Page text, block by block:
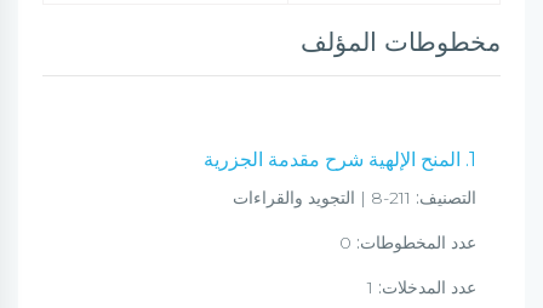
مخطوطات المؤلف
1. المنح الإلهية شرح مقدمة الجزرية
التصنيف:
عدد المخطوطات:
عدد المدخلات: